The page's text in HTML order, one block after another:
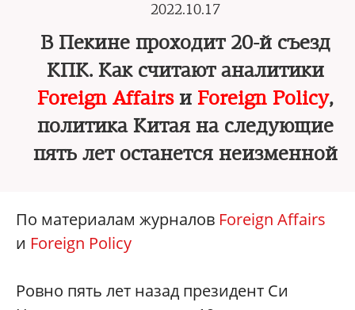
2022.10.17
В Пекине проходит 20-й съезд
КПК. Как считают аналитики
Foreign Affairsи Foreign Policy,
политика Китая на следующие
пять лет останется неизменной
По материалам журналов Foreign Affairs
и Foreign Policy
Ровно пять лет назад президент Си